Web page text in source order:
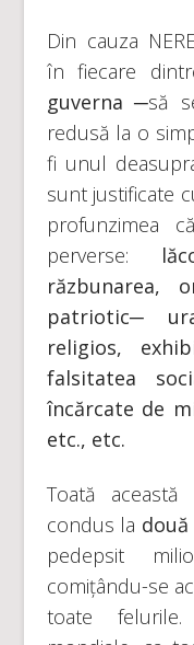
Din cauza
în fiecare
guverna ─să
redusă la o
fi unul
sunt justificate
profunzimea
perverse:
răzbunarea,
patriotic─
religios,
falsitatea
încărcate de
etc., etc.
Toată această
condus la
pedepsit
comițându-se
toate